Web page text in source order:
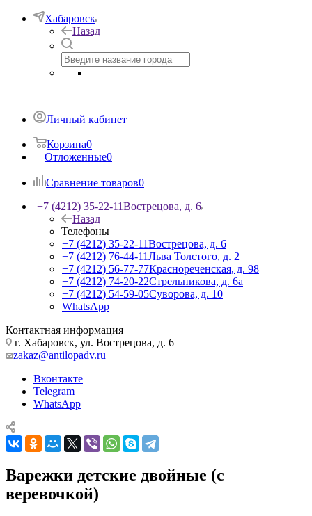
Хабаровск
Назад
Личный кабинет
Корзина0
Отложенные0
Сравнение товаров0
+7 (4212) 35-22-11Вострецова, д. 6
Назад
Телефоны
+7 (4212) 35-22-11Вострецова, д. 6
+7 (4212) 76-44-11Льва Толстого, д. 2
+7 (4212) 56-77-77Краснореченская, д. 98
+7 (4212) 74-20-22Стрельникова, д. 6а
+7 (4212) 54-59-05Суворова, д. 10
WhatsApp
Контактная информация
г. Хабаровск, ул. Вострецова, д. 6
zakaz@antilopadv.ru
Вконтакте
Telegram
WhatsApp
Варежки детские двойные (с
веревочкой)